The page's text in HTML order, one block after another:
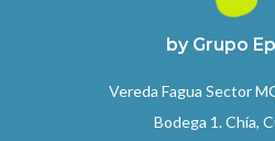
by Grupo
Vereda Fagua Sector
Bodega 1. Chía,